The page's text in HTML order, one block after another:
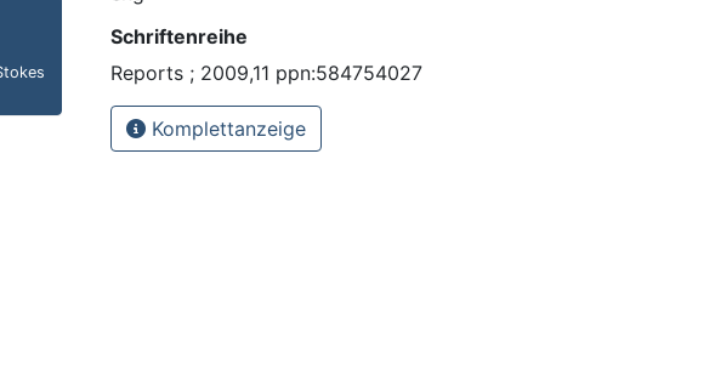
Schriftenreihe
Reports ; 2009,11 ppn:584754027
Komplettanzeige